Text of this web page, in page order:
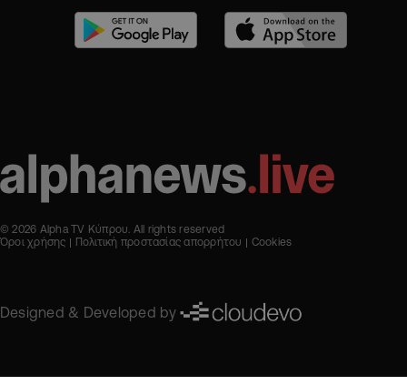
© 2026 Alpha TV Κύπρου. All rights reserved
Όροι χρήσης
Πολιτική προστασίας απορρήτου Cookies
Designed & Developed by